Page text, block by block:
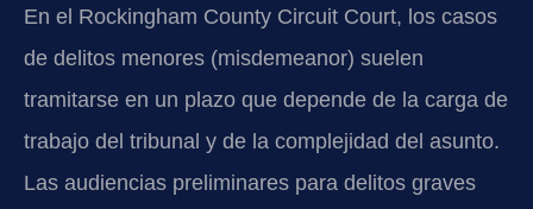
En el Rockingham County Circuit Court, los casos
de delitos menores (misdemeanor) suelen
tramitarse en un plazo que depende de la carga de
trabajo del tribunal y de la complejidad del asunto.
Las audiencias preliminares para delitos graves